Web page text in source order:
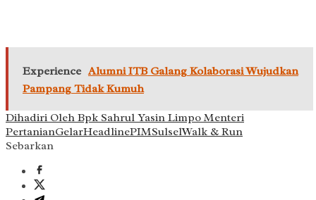
Experience Alumni ITB Galang Kolaborasi Wujudkan
Pampang Tidak Kumuh
Dihadiri Oleh Bpk Sahrul Yasin Limpo Menteri
PertanianGelarHeadlinePIMSulselWalk & Run
Sebarkan